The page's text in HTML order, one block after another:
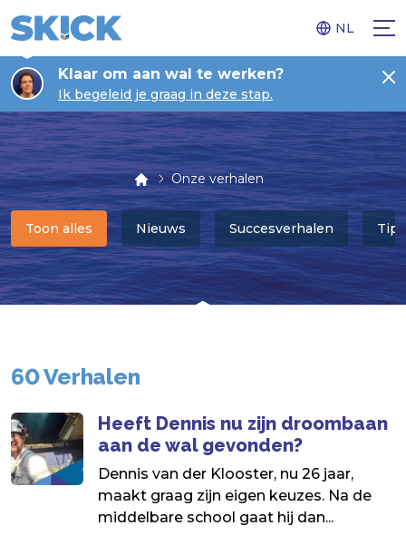
NL
Klaar om aan wal te werken?
Ik begeleid je graag in deze stap.
Onze verhalen
Toon alles Nieuws Succesverhalen
60 Verhalen
Heeft Dennis nu zijn droombaan
aan de wal gevonden?
Dennis van der Klooster, nu 26 jaar,
maakt graag zijn eigen keuzes. Na de
middelbare school gaat hij dan...